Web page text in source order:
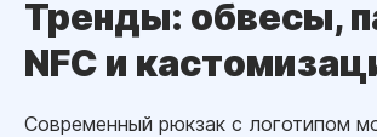
Тренды: обвесы,
NFC и
Современный рюкзак с логотипом